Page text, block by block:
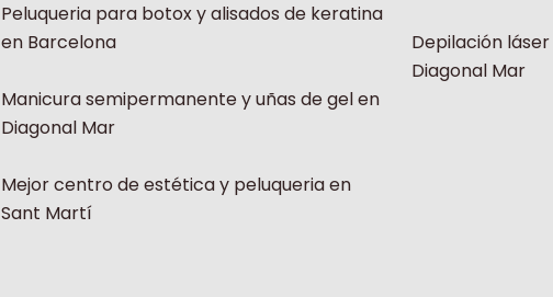
Peluqueria para botox y alisados de keratina
en Barcelona
Manicura semipermanente y uñas de gel en
Diagonal Mar
Mejor centro de estética y peluqueria en
Sant Martí
Depilación
Diagonal Mar